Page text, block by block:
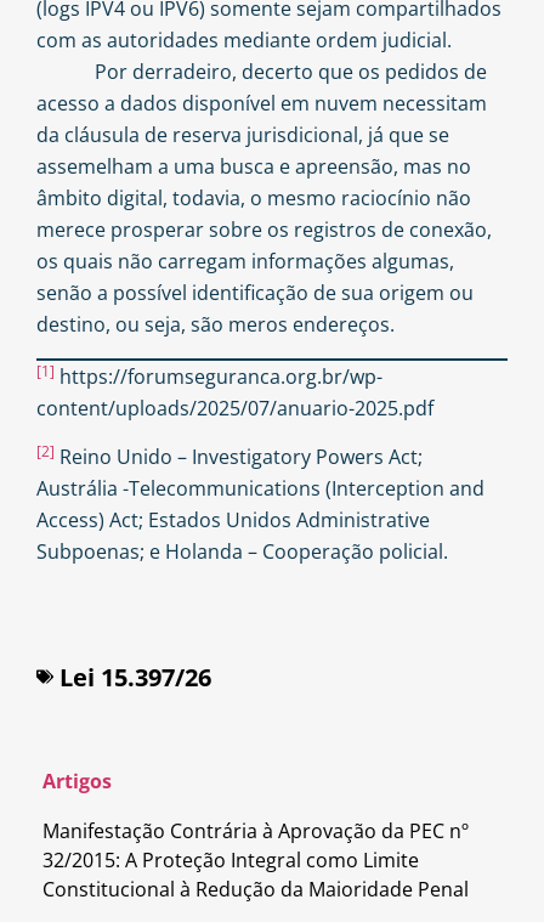
(logs IPV4 ou IPV6) somente sejam compartilhados
com as autoridades mediante ordem judicial.
Por derradeiro, decerto que os pedidos de
acesso a dados disponível em nuvem necessitam
da cláusula de reserva jurisdicional, já que se
assemelham a uma busca e apreensão, mas no
âmbito digital, todavia, o mesmo raciocínio não
merece prosperar sobre os registros de conexão,
os quais não carregam informações algumas,
senão a possível identificação de sua origem ou
destino, ou seja, são meros endereços.
[1] https://forumseguranca.org.br/wp-
content/uploads/2025/07/anuario-2025.pdf
[2] Reino Unido – Investigatory Powers Act;
Austrália -Telecommunications (Interception and
Access) Act; Estados Unidos Administrative
Subpoenas; e Holanda – Cooperação policial.
Lei 15.397/26
Artigos
Manifestação Contrária à Aprovação da PEC nº
32/2015: A Proteção Integral como Limite
Constitucional à Redução da Maioridade Penal